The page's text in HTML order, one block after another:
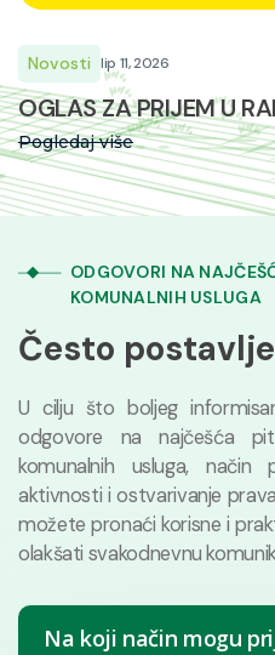
Novosti lip 11, 2026
OGLAS ZA PRIJEM U
Pogledaj više
ODGOVORI NA
KOMUNALNIH USLUGA
Često
U cilju što boljeg
odgovore na najčešća
komunalnih usluga, način
aktivnosti i ostvarivanje
možete pronaći korisne i
olakšati svakodnevnu
Na koji način mogu